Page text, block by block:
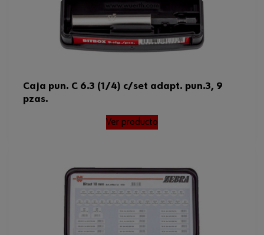
Caja pun. C 6.3 (1/4) c/set adapt. pun.3, 9
pzas.
Ver producto